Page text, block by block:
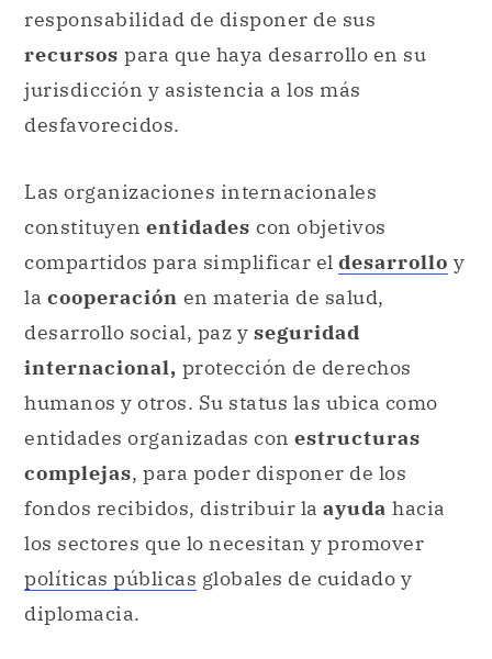
responsabilidad de disponer de sus
recursos para que haya desarrollo en su
jurisdicción y asistencia a los más
desfavorecidos.
Las organizaciones internacionales
constituyen entidades con objetivos
compartidos para simplificar el desarrollo y
la cooperación en materia de salud,
desarrollo social, paz y seguridad
internacional, protección de derechos
humanos y otros. Su status las ubica como
entidades organizadas con estructuras
complejas, para poder disponer de los
fondos recibidos, distribuir la ayuda hacia
los sectores que lo necesitan y promover
políticas públicas globales de cuidado y
diplomacia.